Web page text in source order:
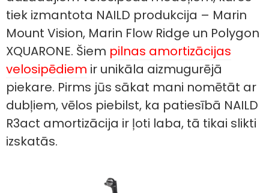
tiek izmantota NAILD produkcija – Marin
Mount Vision, Marin Flow Ridge un Polygon
XQUARONE. Šiem pilnas amortizācijas
velosipēdiem ir unikāla aizmugurējā
piekare. Pirms jūs sākat mani nomētāt ar
dubļiem, vēlos piebilst, ka patiesībā NAILD
R3act amortizācija ir ļoti laba, tā tikai slikti
izskatās.